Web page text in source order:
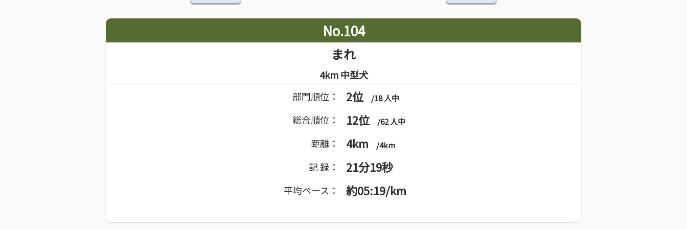
No.104
まれ
4km 中型犬
部門順位：
2位 /18 人中
総合順位： 12位 /62 人中
距離： 4km /4km
記 録： 21分19秒
平均ペース： 約05:19/km